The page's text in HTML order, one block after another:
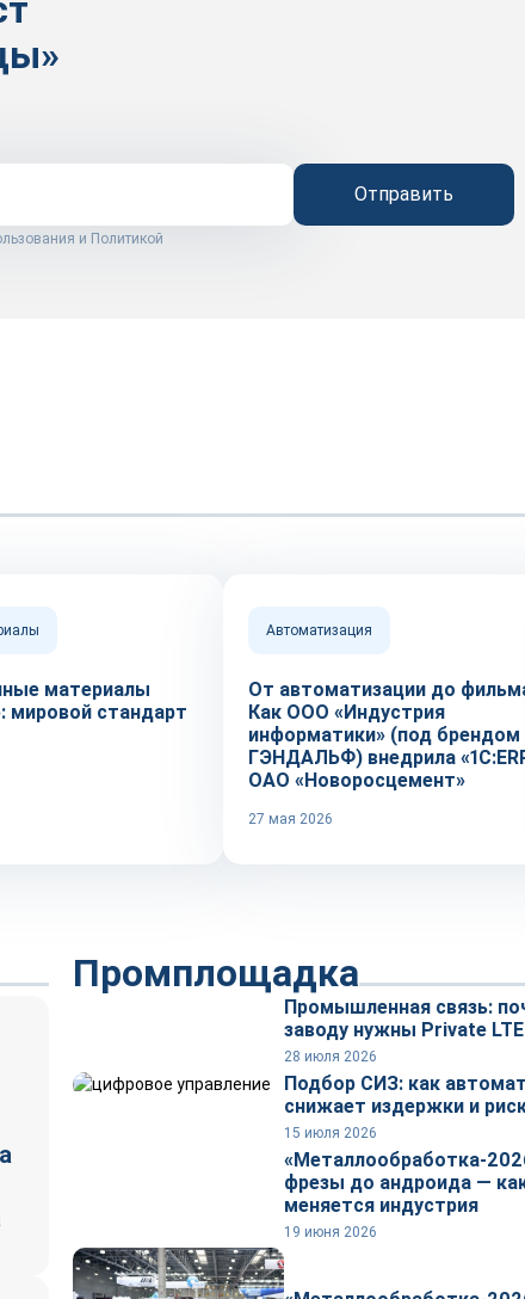
и Политикой
Отправить
материалы
мировой стандарт
Автоматизация
От автоматизации до
Как ООО «Индустрия
информатики» (под брендом
ГЭНДАЛЬФ) внедрила
ОАО «Новоросцемент»
27 мая 2026
Промплощадка
Промышленная связь:
заводу нужны Private LTE
28 июля 2026
Подбор СИЗ: как
снижает издержки и
15 июля 2026
«Металлообработка-
фрезы до андроида —
меняется индустрия
19 июня 2026